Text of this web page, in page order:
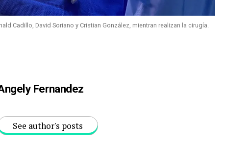
Cadillo, David Soriano y Cristian González, mientran realizan la cirugía.
Fernandez
See author's posts